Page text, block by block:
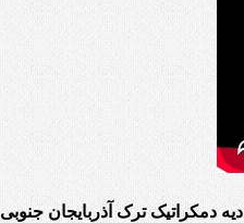
دمکراتیک ترک آذربایجان جنوبی